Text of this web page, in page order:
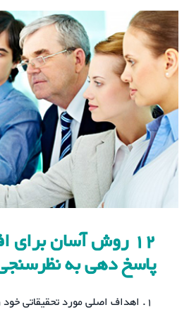
12 روش آسان
پاسخ دهی به
1. اهداف اصلی مورد تحقیقاتی